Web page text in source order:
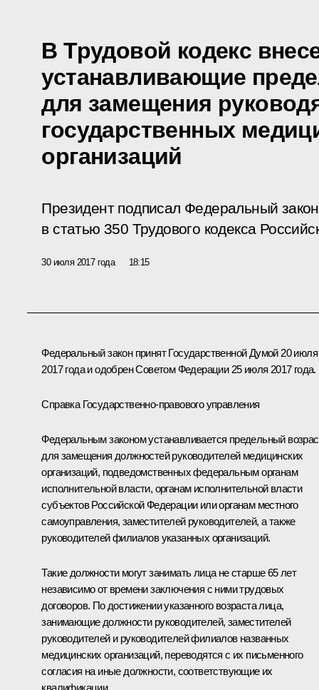
В Трудовой кодекс
устанавливающие
для замещения
государственных
организаций
Президент подписал Федеральный
в статью 350 Трудового кодекса
30 июля 2017 года 18:15
Федеральный закон принят Государственной Думой 20 июля
2017 года и одобрен Советом Федерации 25 июля 2017 года.
Справка Государственно-правового управления
Федеральным законом устанавливается предельный
для замещения должностей руководителей медицинских
организаций, подведомственных федеральным органам
исполнительной власти, органам исполнительной власти
субъектов Российской Федерации или органам местного
самоуправления, заместителей руководителей, а также
руководителей филиалов указанных организаций.
Такие должности могут занимать лица не старше 65 лет
независимо от времени заключения с ними трудовых
договоров. По достижении указанного возраста лица,
занимающие должности руководителей, заместителей
руководителей и руководителей филиалов названных
медицинских организаций, переводятся с их письменного
согласия на иные должности, соответствующие их
квалификации.